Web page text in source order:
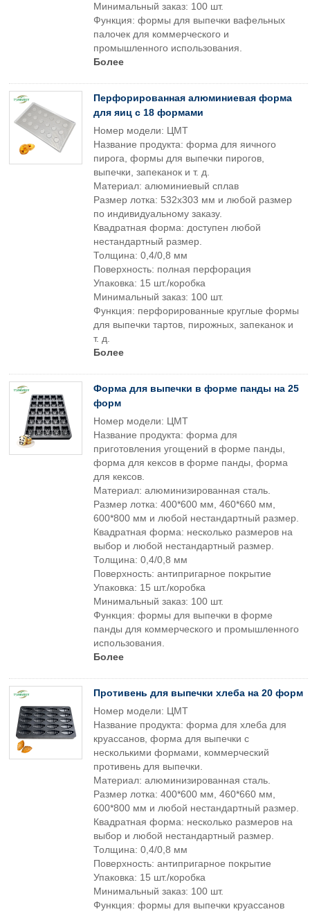
Минимальный заказ: 100 шт.
Функция: формы для выпечки вафельных
палочек для коммерческого и
промышленного использования.
Более
Перфорированная алюминиевая форма
для яиц с 18 формами
Номер модели: ЦМТ
Название продукта: форма для яичного
пирога, формы для выпечки пирогов,
выпечки, запеканок и т. д.
Материал: алюминиевый сплав
Размер лотка: 532x303 мм и любой размер
по индивидуальному заказу.
Квадратная форма: доступен любой
нестандартный размер.
Толщина: 0,4/0,8 мм
Поверхность: полная перфорация
Упаковка: 15 шт./коробка
Минимальный заказ: 100 шт.
Функция: перфорированные круглые формы
для выпечки тартов, пирожных, запеканок и
т. д.
Более
Форма для выпечки в форме панды на 25
форм
Номер модели: ЦМТ
Название продукта: форма для
приготовления угощений в форме панды,
форма для кексов в форме панды, форма
для кексов.
Материал: алюминизированная сталь.
Размер лотка: 400*600 мм, 460*660 мм,
600*800 мм и любой нестандартный размер.
Квадратная форма: несколько размеров на
выбор и любой нестандартный размер.
Толщина: 0,4/0,8 мм
Поверхность: антипригарное покрытие
Упаковка: 15 шт./коробка
Минимальный заказ: 100 шт.
Функция: формы для выпечки в форме
панды для коммерческого и промышленного
использования.
Более
Противень для выпечки хлеба на 20 форм
Номер модели: ЦМТ
Название продукта: форма для хлеба для
круассанов, форма для выпечки с
несколькими формами, коммерческий
противень для выпечки.
Материал: алюминизированная сталь.
Размер лотка: 400*600 мм, 460*660 мм,
600*800 мм и любой нестандартный размер.
Квадратная форма: несколько размеров на
выбор и любой нестандартный размер.
Толщина: 0,4/0,8 мм
Поверхность: антипригарное покрытие
Упаковка: 15 шт./коробка
Минимальный заказ: 100 шт.
Функция: формы для выпечки круассанов